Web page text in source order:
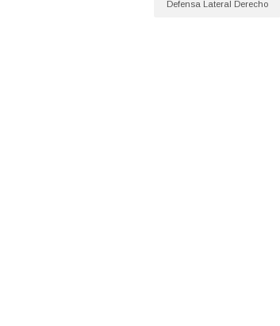
Defensa Lateral Derecho